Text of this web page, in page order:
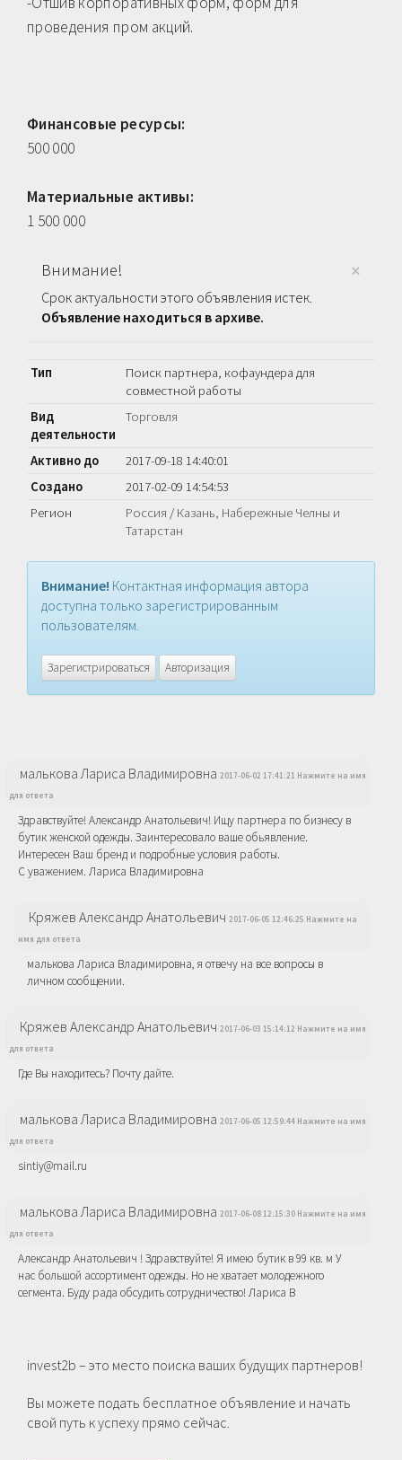
проведения пром акций.
Финансовые ресурсы:
500 000
Материальные активы:
1 500 000
×
Внимание!
Срок актуальности этого объявления истек.
Объявление находиться в архиве.
Тип
Поиск партнера, кофаундера для
совместной работы
Вид
деятельности
Торговля
Активно до
2017-09-18 14:40:01
Создано
2017-02-09 14:54:53
Регион
Россия / Казань, Набережные Челны и
Татарстан
Внимание! Контактная информация автора
доступна только зарегистрированным
пользователям.
Зарегистрироваться Авторизация
малькова Лариса Владимировна 2017-06-02 17:41:21 Нажмите на имя
для ответа
Здравствуйте! Александр Анатольевич! Ищу партнера по бизнесу в
бутик женской одежды. Заинтересовало ваше обьявление.
Интересен Ваш бренд и подробные условия работы.
С уважением. Лариса Владимировна
Кряжев Александр Анатольевич 2017-06-05 12:46:25 Нажмите на
имя для ответа
малькова Лариса Владимировна, я отвечу на все вопросы в
личном сообщении.
Кряжев Александр Анатольевич 2017-06-03 15:14:12 Нажмите на имя
для ответа
Где Вы находитесь? Почту дайте.
малькова Лариса Владимировна 2017-06-05 12:59:44 Нажмите на имя
для ответа
sintiy@mail.ru
малькова Лариса Владимировна 2017-06-08 12:15:30 Нажмите на имя
для ответа
Александр Анатольевич ! Здравствуйте! Я имею бутик в 99 кв. м У
нас большой ассортимент одежды. Но не хватает молодежного
сегмента. Буду рада обсудить сотрудничество! Лариса В
invest2b – это место поиска ваших будущих партнеров!
Вы можете подать бесплатное объявление и начать
свой путь к успеху прямо сейчас.